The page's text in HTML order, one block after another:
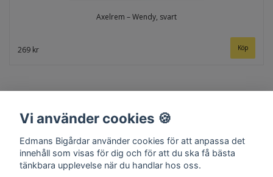
Axelrem – Wendy, svart
269 kr
Vi använder cookies 🍪
Edmans Bigårdar använder cookies för att anpassa det
innehåll som visas för dig och för att du ska få bästa
tänkbara upplevelse när du handlar hos oss.